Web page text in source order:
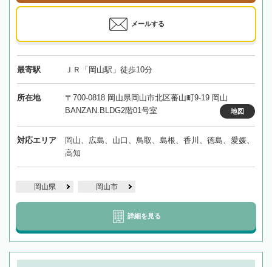
メールする
最寄駅 ＪＲ「岡山駅」徒歩10分
所在地
〒700-0818 岡山県岡山市北区蕃山町9-19 岡山
BANZAN.BLDG2階01号室
地図
対応エリア
岡山、広島、山口、鳥取、島根、香川、徳島、愛媛、
高知
岡山県 岡山市
詳細を見る